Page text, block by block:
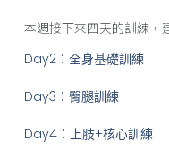
本週接下來四天的訓練，
Day2：全身基礎訓練
Day3：臀腿訓練
Day4：上肢+核心訓練